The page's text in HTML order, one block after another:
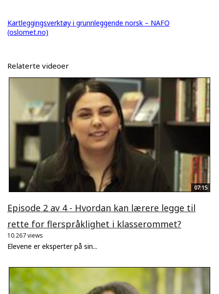
Kartleggingsverktøy i grunnleggende norsk – NAFO
(oslomet.no)
Relaterte videoer
07:15
Episode 2 av 4 - Hvordan kan lærere legge til
rette for flerspråklighet i klasserommet?
10.267 views
Elevene er eksperter på sin...